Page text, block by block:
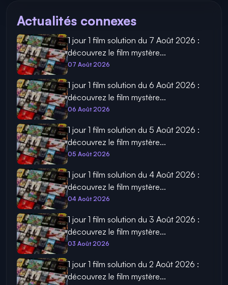
Actualités connexes
1 jour 1 film solution du 7 Août 2026 :
découvrez le film mystère...
07 Août 2026
1 jour 1 film solution du 6 Août 2026 :
découvrez le film mystère...
06 Août 2026
1 jour 1 film solution du 5 Août 2026 :
découvrez le film mystère...
05 Août 2026
1 jour 1 film solution du 4 Août 2026 :
découvrez le film mystère...
04 Août 2026
1 jour 1 film solution du 3 Août 2026 :
découvrez le film mystère...
03 Août 2026
1 jour 1 film solution du 2 Août 2026 :
découvrez le film mystère...